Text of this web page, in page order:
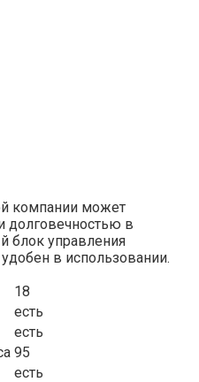
компании может
долговечностью в
блок управления
в использовании.
18
есть
есть
95
есть